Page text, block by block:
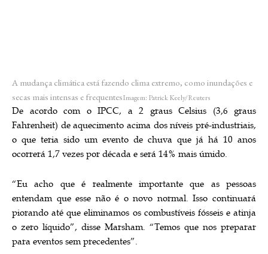
A mudança climática está fazendo clima extremo, como inundações e
secas mais intensas e frequentesImagem: Patrick Keely/Reuters
De acordo com o IPCC, a 2 graus Celsius (3,6 graus
Fahrenheit) de aquecimento acima dos níveis pré-industriais,
o que teria sido um evento de chuva que já há 10 anos
ocorrerá 1,7 vezes por década e será 14% mais úmido.
“Eu acho que é realmente importante que as pessoas
entendam que esse não é o novo normal. Isso continuará
piorando até que eliminamos os combustíveis fósseis e atinja
o zero líquido”, disse Marsham. “Temos que nos preparar
para eventos sem precedentes”.